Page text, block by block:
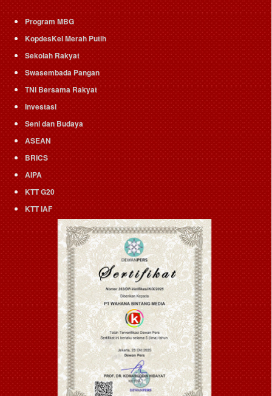
Program MBG
KopdesKel Merah Putih
Sekolah Rakyat
Swasembada Pangan
TNI Bersama Rakyat
Investasi
Seni dan Budaya
ASEAN
BRICS
AIPA
KTT G20
KTT IAF